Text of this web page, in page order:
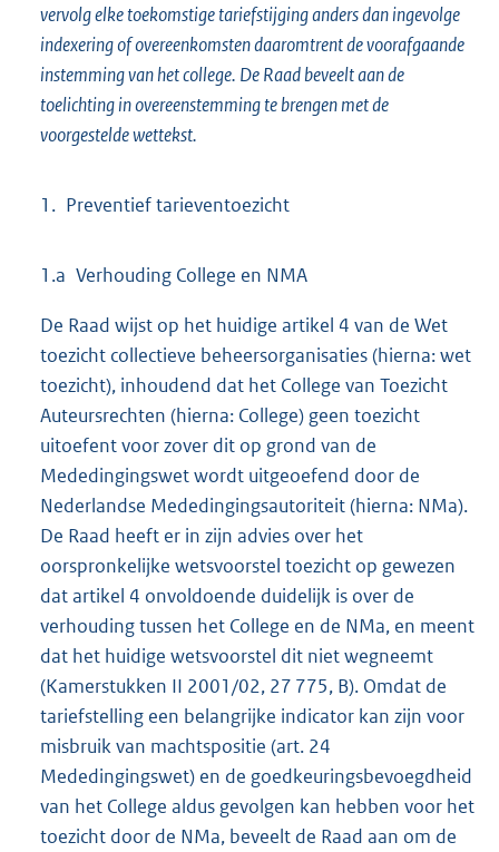
vervolg elke toekomstige tariefstijging anders dan ingevolge
indexering of overeenkomsten daaromtrent de voorafgaande
instemming van het college. De Raad beveelt aan de
toelichting in overeenstemming te brengen met de
voorgestelde wettekst.
1. Preventief tarieventoezicht
1.a Verhouding College en NMA
De Raad wijst op het huidige artikel 4 van de Wet
toezicht collectieve beheersorganisaties (hierna: wet
toezicht), inhoudend dat het College van Toezicht
Auteursrechten (hierna: College) geen toezicht
uitoefent voor zover dit op grond van de
Mededingingswet wordt uitgeoefend door de
Nederlandse Mededingingsautoriteit (hierna: NMa).
De Raad heeft er in zijn advies over het
oorspronkelijke wetsvoorstel toezicht op gewezen
dat artikel 4 onvoldoende duidelijk is over de
verhouding tussen het College en de NMa, en meent
dat het huidige wetsvoorstel dit niet wegneemt
(Kamerstukken II 2001/02, 27 775, B). Omdat de
tariefstelling een belangrijke indicator kan zijn voor
misbruik van machtspositie (art. 24
Mededingingswet) en de goedkeuringsbevoegdheid
van het College aldus gevolgen kan hebben voor het
toezicht door de NMa, beveelt de Raad aan om de